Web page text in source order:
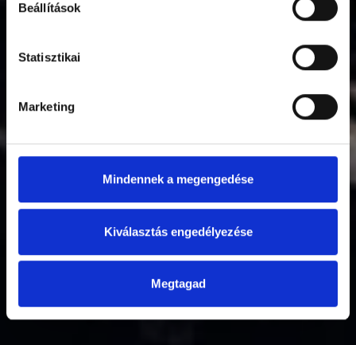
Beállítások
Statisztikai
Marketing
Mindennek a megengedése
Kiválasztás engedélyezése
Megtagad